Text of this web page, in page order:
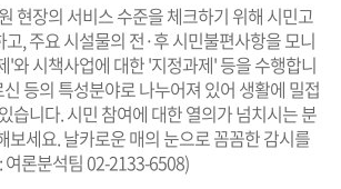
현장의 서비스 수준을 체크하기 위해 시민고
, 주요 시설물의 전·후 시민불편사항을 모니
'와 시책사업에 대한 '지정과제' 등을 수행합니
등의 특성분야로 나누어져 있어 생활에 밀접
습니다. 시민 참여에 대한 열의가 넘치시는 분
보세요. 날카로운 매의 눈으로 꼼꼼한 감시를
여론분석팀 02-2133-6508)